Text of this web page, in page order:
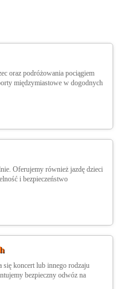
oraz podróżowania pociągiem
międzymiastowe w dogodnych
Oferujemy również jazdę dzieci
i bezpieczeństwo
się koncert lub innego rodzaju
bezpieczny odwóz na